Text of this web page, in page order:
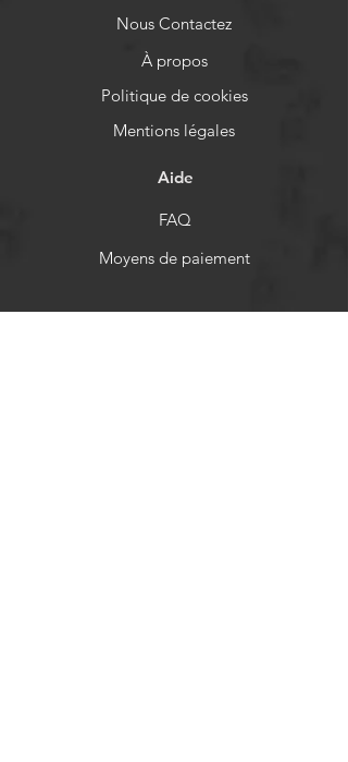
Nous Contactez
À propos
Politique de cookies
Mentions légales
Aide
FAQ
Moyens de paiement